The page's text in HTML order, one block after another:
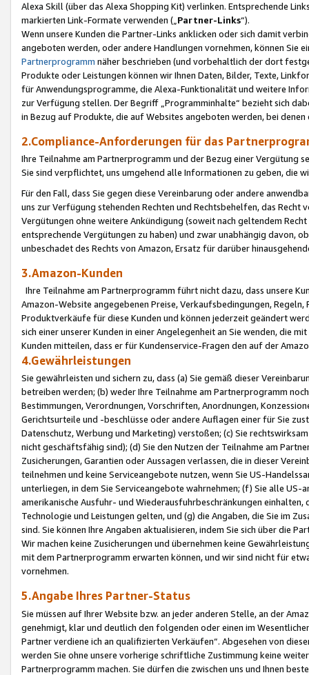
Alexa Skill (über das Alexa Shopping Kit) verlinken. Entsprechende
markierten Link-Formate verwenden („ Partner-Links“).
Wenn unsere Kunden die Partner-Links anklicken oder sich damit
angeboten werden, oder andere Handlungen vornehmen, können Sie
Partnerprogramm näher beschrieben (und vorbehaltlich der dort
Produkte oder Leistungen können wir Ihnen Daten, Bilder, Texte,
für Anwendungsprogramme, die Alexa-Funktionalität und weitere
zur Verfügung stellen. Der Begriff „Programminhalte“ bezieht sich
in Bezug auf Produkte, die auf Websites angeboten werden, bei
2.Compliance-Anforderungen für das
Ihre Teilnahme am Partnerprogramm und der Bezug einer Vergütung
Sie sind verpflichtet, uns umgehend alle Informationen zu geben, die
Für den Fall, dass Sie gegen diese Vereinbarung oder andere
uns zur Verfügung stehenden Rechten und Rechtsbehelfen, das
Vergütungen ohne weitere Ankündigung (soweit nach geltendem
entsprechende Vergütungen zu haben) und zwar unabhängig davon,
unbeschadet des Rechts von Amazon, Ersatz für darüber
3.Amazon-Kunden
Ihre Teilnahme am Partnerprogramm führt nicht dazu, dass unsere
Amazon-Website angegebenen Preise, Verkaufsbedingungen,
Produktverkäufe für diese Kunden und können jederzeit geändert
sich einer unserer Kunden in einer Angelegenheit an Sie wenden, die
Kunden mitteilen, dass er für Kundenservice-Fragen den auf der
4.Gewährleistungen
Sie gewährleisten und sichern zu, dass (a) Sie gemäß dieser
betreiben werden; (b) weder Ihre Teilnahme am Partnerprogramm
Bestimmungen, Verordnungen, Vorschriften, Anordnungen,
Gerichtsurteile und -beschlüsse oder andere Auflagen einer für Sie
Datenschutz, Werbung und Marketing) verstoßen; (c) Sie
nicht geschäftsfähig sind); (d) Sie den Nutzen der Teilnahme am
Zusicherungen, Garantien oder Aussagen verlassen, die in dieser
teilnehmen und keine Serviceangebote nutzen, wenn Sie US-
unterliegen, in dem Sie Serviceangebote wahrnehmen; (f) Sie alle
amerikanische Ausfuhr- und Wiederausfuhrbeschränkungen
Technologie und Leistungen gelten, und (g) die Angaben, die Sie im
sind. Sie können Ihre Angaben aktualisieren, indem Sie sich über die
Wir machen keine Zusicherungen und übernehmen keine
mit dem Partnerprogramm erwarten können, und wir sind nicht für
vornehmen.
5.Angabe Ihres Partner-Status
Sie müssen auf Ihrer Website bzw. an jeder anderen Stelle, an der
genehmigt, klar und deutlich den folgenden oder einen im
Partner verdiene ich an qualifizierten Verkäufen“. Abgesehen von
werden Sie ohne unsere vorherige schriftliche Zustimmung keine
Partnerprogramm machen. Sie dürfen die zwischen uns und Ihnen